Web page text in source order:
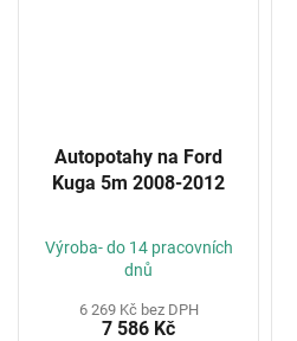
Autopotahy na Ford
Kuga 5m 2008-2012
Výroba- do 14 pracovních
dnů
6 269 Kč bez DPH
7 586 Kč